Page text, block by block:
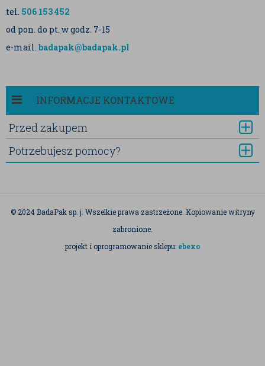
tel. 506 153 452
od pon. do pt. w godz. 7-15
e-mail. badapak@badapak.pl
INFORMACJE KONTAKTOWE
Przed zakupem
Potrzebujesz pomocy?
© 2024 BadaPak sp. j. Wszelkie prawa zastrzeżone. Kopiowanie witryny
zabronione.
projekt i oprogramowanie sklepu: ebexo